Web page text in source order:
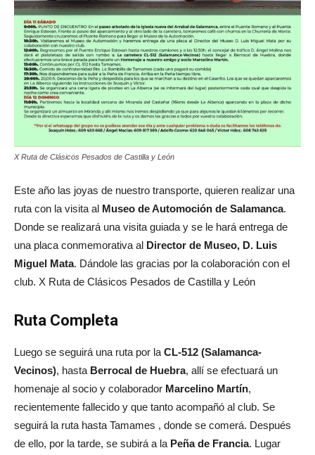
X Ruta de Clásicos Pesados de Castilla y León
Este año las joyas de nuestro transporte, quieren realizar una
ruta con la visita al Museo de Automoción de Salamanca.
Donde se realizará una visita guiada y se le hará entrega de
una placa conmemorativa al Director de Museo, D. Luis
Miguel Mata. Dándole las gracias por la colaboración con el
club. X Ruta de Clásicos Pesados de Castilla y León
Ruta Completa
Luego se seguirá una ruta por la CL-512 (Salamanca-
Vecinos), hasta Berrocal de Huebra, allí se efectuará un
homenaje al socio y colaborador Marcelino Martín,
recientemente fallecido y que tanto acompañó al club. Se
seguirá la ruta hasta Tamames , donde se comerá. Después
de ello, por la tarde, se subirá a la Peña de Francia. Lugar